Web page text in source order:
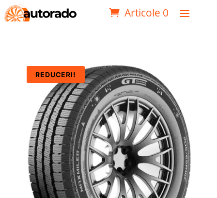
Articole 0
REDUCERI!